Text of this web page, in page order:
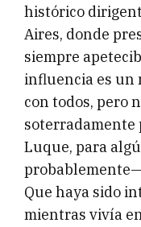
histórico
Aires, donde
siempre
influencia es un
con todos, pero
soterradamente
Luque, para
Que haya sido
mientras vivía